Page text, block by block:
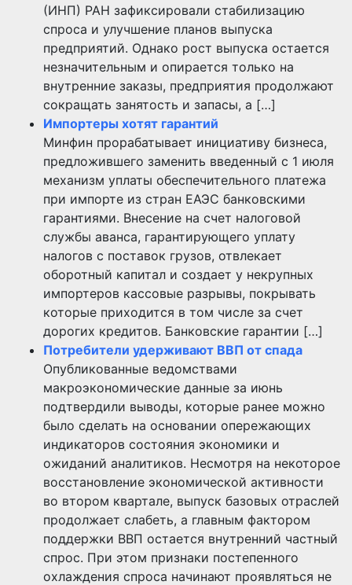
(ИНП) РАН зафиксировали стабилизацию
спроса и улучшение планов выпуска
предприятий. Однако рост выпуска остается
незначительным и опирается только на
внутренние заказы, предприятия продолжают
сокращать занятость и запасы, а […]
Импортеры хотят гарантий
Минфин прорабатывает инициативу бизнеса,
предложившего заменить введенный с 1 июля
механизм уплаты обеспечительного платежа
при импорте из стран ЕАЭС банковскими
гарантиями. Внесение на счет налоговой
службы аванса, гарантирующего уплату
налогов с поставок грузов, отвлекает
оборотный капитал и создает у некрупных
импортеров кассовые разрывы, покрывать
которые приходится в том числе за счет
дорогих кредитов. Банковские гарантии […]
Потребители удерживают ВВП от спада
Опубликованные ведомствами
макроэкономические данные за июнь
подтвердили выводы, которые ранее можно
было сделать на основании опережающих
индикаторов состояния экономики и
ожиданий аналитиков. Несмотря на некоторое
восстановление экономической активности
во втором квартале, выпуск базовых отраслей
продолжает слабеть, а главным фактором
поддержки ВВП остается внутренний частный
спрос. При этом признаки постепенного
охлаждения спроса начинают проявляться не